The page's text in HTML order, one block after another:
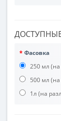
Фасовка
250 мл
500 мл
1л (на